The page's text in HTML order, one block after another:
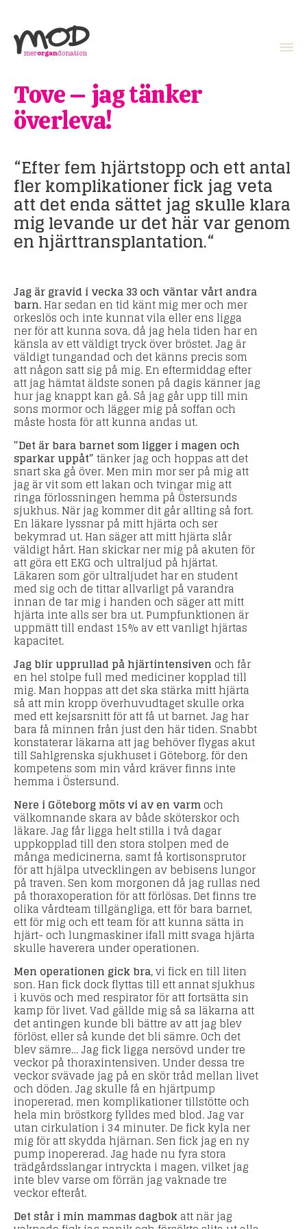
Tove – jag tänker
överleva!
Efter fem hjärtstopp och ett antal
fler komplikationer fick jag veta
att det enda sättet jag skulle klara
mig levande ur det här var genom
en hjärttransplantation.
Jag är gravid i vecka 33 och väntar vårt andra
barn.Har sedan en tid känt mig mer och mer
orkeslös och inte kunnat vila eller ens ligga
ner för att kunna sova, då jag hela tiden har en
känsla av ett väldigt tryck över bröstet. Jag är
väldigt tungandad och det känns precis som
att någon satt sig på mig. En eftermiddag efter
att jag hämtat äldste sonen på dagis känner jag
hur jag knappt kan gå. Så jag går upp till min
sons mormor och lägger mig på soffan och
måste hosta för att kunna andas ut.
”Det är bara barnet som ligger i magen och
sparkar uppåt”tänker jag och hoppas att det
snart ska gå över. Men min mor ser på mig att
jag är vit som ett lakan och tvingar mig att
ringa förlossningen hemma på Östersunds
sjukhus. När jag kommer dit går allting så fort.
En läkare lyssnar på mitt hjärta och ser
bekymrad ut. Han säger att mitt hjärta slår
väldigt hårt. Han skickar ner mig på akuten för
att göra ett EKG och ultraljud på hjärtat.
Läkaren som gör ultraljudet har en student
med sig och de tittar allvarligt på varandra
innan de tar mig i handen och säger att mitt
hjärta inte alls ser bra ut. Pumpfunktionen är
uppmätt till endast 15% av ett vanligt hjärtas
kapacitet.
Jag blir upprullad på hjärtintensiven och får
en hel stolpe full med mediciner kopplad till
mig. Man hoppas att det ska stärka mitt hjärta
så att min kropp överhuvudtaget skulle orka
med ett kejsarsnitt för att få ut barnet. Jag har
bara få minnen från just den här tiden. Snabbt
konstaterar läkarna att jag behöver flygas akut
till Sahlgrenska sjukhuset i Göteborg, för den
kompetens som min vård kräver finns inte
hemma i Östersund.
Nere i Göteborg möts vi av en varmoch
välkomnande skara av både sköterskor och
läkare. Jag får ligga helt stilla i två dagar
uppkopplad till den stora stolpen med de
många medicinerna, samt få kortisonsprutor
för att hjälpa utvecklingen av bebisens lungor
på traven. Sen kom morgonen då jag rullas ned
på thoraxoperation för att förlösas. Det finns tre
olika vårdteam tillgängliga, ett för bara barnet,
ett för mig och ett team för att kunna sätta in
hjärt- och lungmaskiner ifall mitt svaga hjärta
skulle haverera under operationen.
Men operationen gick bra,vi fick en till liten
son. Han fick dock flyttas till ett annat sjukhus
i kuvös och med respirator för att fortsätta sin
kamp för livet. Vad gällde mig så sa läkarna att
det antingen kunde bli bättre av att jag blev
förlöst, eller så kunde det bli sämre. Och det
blev sämre… Jag fick ligga nersövd under tre
veckor på thoraxintensiven. Under dessa tre
veckor svävade jag på en skör tråd mellan livet
och döden. Jag skulle få en hjärtpump
inopererad, men komplikationer tillstötte och
hela min bröstkorg fylldes med blod. Jag var
utan cirkulation i 34 minuter. De fick kyla ner
mig för att skydda hjärnan. Sen fick jag en ny
pump inopererad. Jag hade nu fyra stora
trädgårdsslangar intryckta i magen, vilket jag
inte blev varse om förrän jag vaknade tre
veckor efteråt.
Det står i min mammas dagbok att när jag